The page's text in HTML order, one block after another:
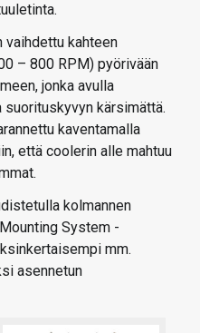
vaihdettu kahteen
– 800 RPM) pyörivään
jonka avulla
kärsimättä.
kaventamalla
että coolerin alle mahtuu
kolmannen
System -
mm.
asennetun